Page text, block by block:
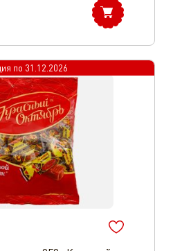
по 31.12.2026